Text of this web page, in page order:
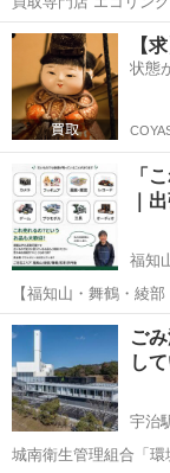
ハイブランドからノ
ったお品物を買取し
保しておりますので
京都 京都市
【
状態
「
｜
福知
【福知山・舞鶴・綾
圏内はご相談ください）】 捨てる前に、価値確認しませ
まして。 出張買取専門「ルミライ
「捨て...
京都 福知山市
ご
し
宇治
城南衛生管理組合「環